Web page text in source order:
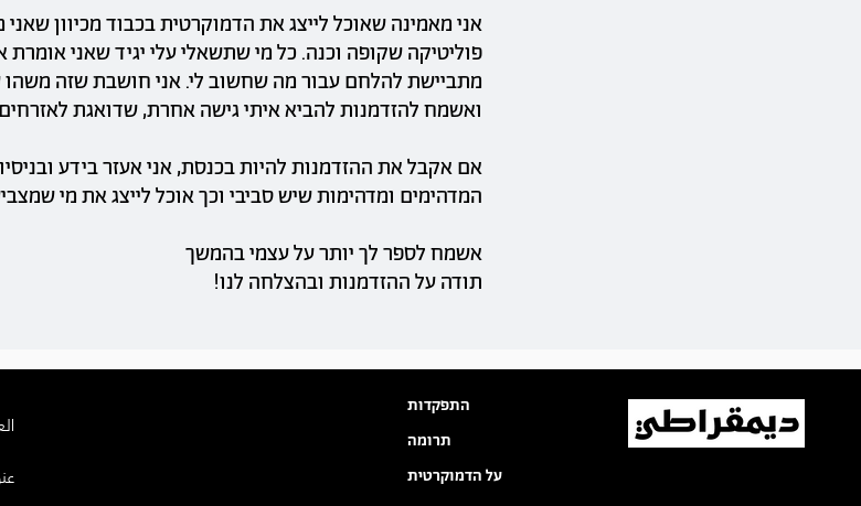
אני מאמינה שאוכל לייצג את הדמוקרטית בכבוד מכיוון
פוליטיקה שקופה וכנה. כל מי שתשאלי עלי יגיד שאני
מתביישת להלחם עבור מה שחשוב לי. אני חושבת שזה
ואשמח להזדמנות להביא איתי גישה אחרת, שדואגת
אם אקבל את ההזדמנות להיות בכנסת, אני אעזר בידע
המדהימים ומדהימות שיש סביבי וכך אוכל לייצג את מי
אשמח לספר לך יותר על עצמי בהמשך
תודה על ההזדמנות ובהצלחה לנו!
התפקדות
תרומה
על הדמוקרטית